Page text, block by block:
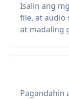
Isalin ang
file, at audio
at madaling
Pagandahin